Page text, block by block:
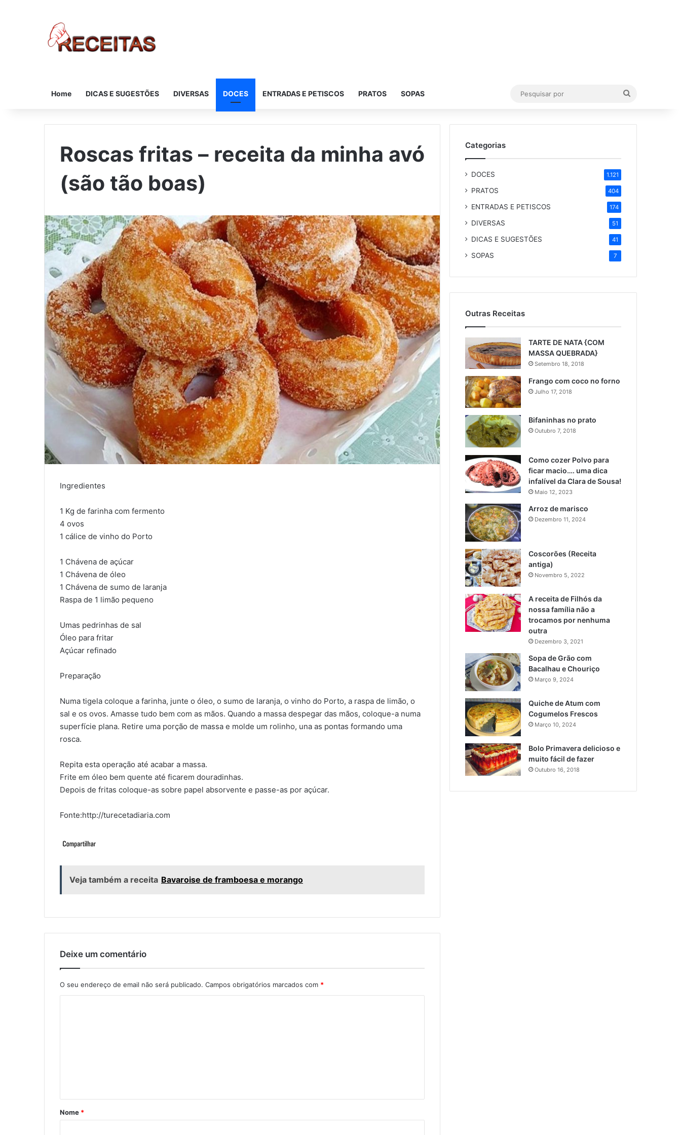
Home DICAS E SUGESTÕES DIVERSAS DOCES ENTRADAS E PETISCOS PRATOS SOPAS
Roscas fritas – receita da minha avó
(são tão boas)
Ingredientes
1 Kg de farinha com fermento
4 ovos
1 cálice de vinho do Porto
1 Chávena de açúcar
1 Chávena de óleo
1 Chávena de sumo de laranja
Raspa de 1 limão pequeno
Umas pedrinhas de sal
Óleo para fritar
Açúcar refinado
Preparação
Numa tigela coloque a farinha, junte o óleo, o sumo de laranja, o vinho do Porto, a raspa de limão, o
sal e os ovos. Amasse tudo bem com as mãos. Quando a massa despegar das mãos, coloque-a numa
superfície plana. Retire uma porção de massa e molde um rolinho, una as pontas formando uma
rosca.
Repita esta operação até acabar a massa.
Frite em óleo bem quente até ficarem douradinhas.
Depois de fritas coloque-as sobre papel absorvente e passe-as por açúcar.
Fonte:http://turecetadiaria.com
Veja também a receita Bavaroise de framboesa e morango
Deixe um comentário
O seu endereço de email não será publicado. Campos obrigatórios marcados com *
r
Nome *
Categorias
DOCES 1.121
PRATOS 404
ENTRADAS E PETISCOS 174
DIVERSAS 51
DICAS E SUGESTÕES 41
SOPAS 7
Outras Receitas
TARTE DE NATA {COM
MASSA QUEBRADA}
Setembro 18, 2018
Frango com coco no forno
Julho 17, 2018
Bifaninhas no prato
Outubro 7, 2018
Como cozer Polvo para
ficar macio…. uma dica
infalível da Clara de Sousa!
Maio 12, 2023
Arroz de marisco
Dezembro 11, 2024
Coscorões (Receita
antiga)
Novembro 5, 2022
A receita de Filhós da
nossa família não a
trocamos por nenhuma
outra
Dezembro 3, 2021
Sopa de Grão com
Bacalhau e Chouriço
Março 9, 2024
Quiche de Atum com
Cogumelos Frescos
Março 10, 2024
Bolo Primavera delicioso e
muito fácil de fazer
Outubro 16, 2018